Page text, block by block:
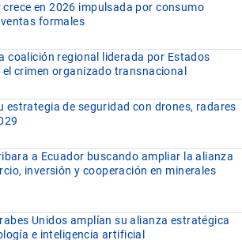
crece en 2026 impulsada por consumo
formales
coalición regional liderada por Estados
crimen organizado transnacional
estrategia de seguridad con drones, radares
a Ecuador buscando ampliar la alianza
inversión y cooperación en minerales
Unidos amplían su alianza estratégica
e inteligencia artificial